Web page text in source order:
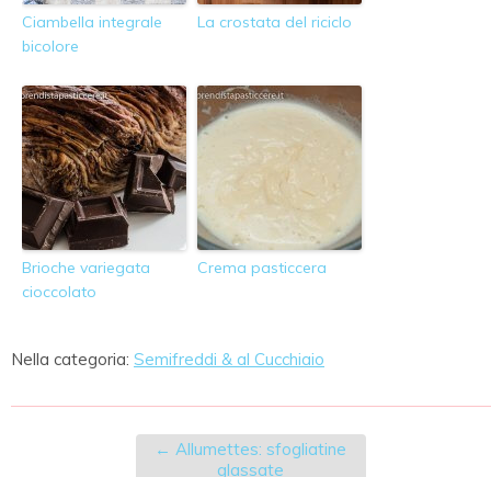
Ciambella integrale
bicolore
La crostata del riciclo
Brioche variegata
cioccolato
Crema pasticcera
Nella categoria: Semifreddi & al Cucchiaio
← Allumettes: sfogliatine
glassate